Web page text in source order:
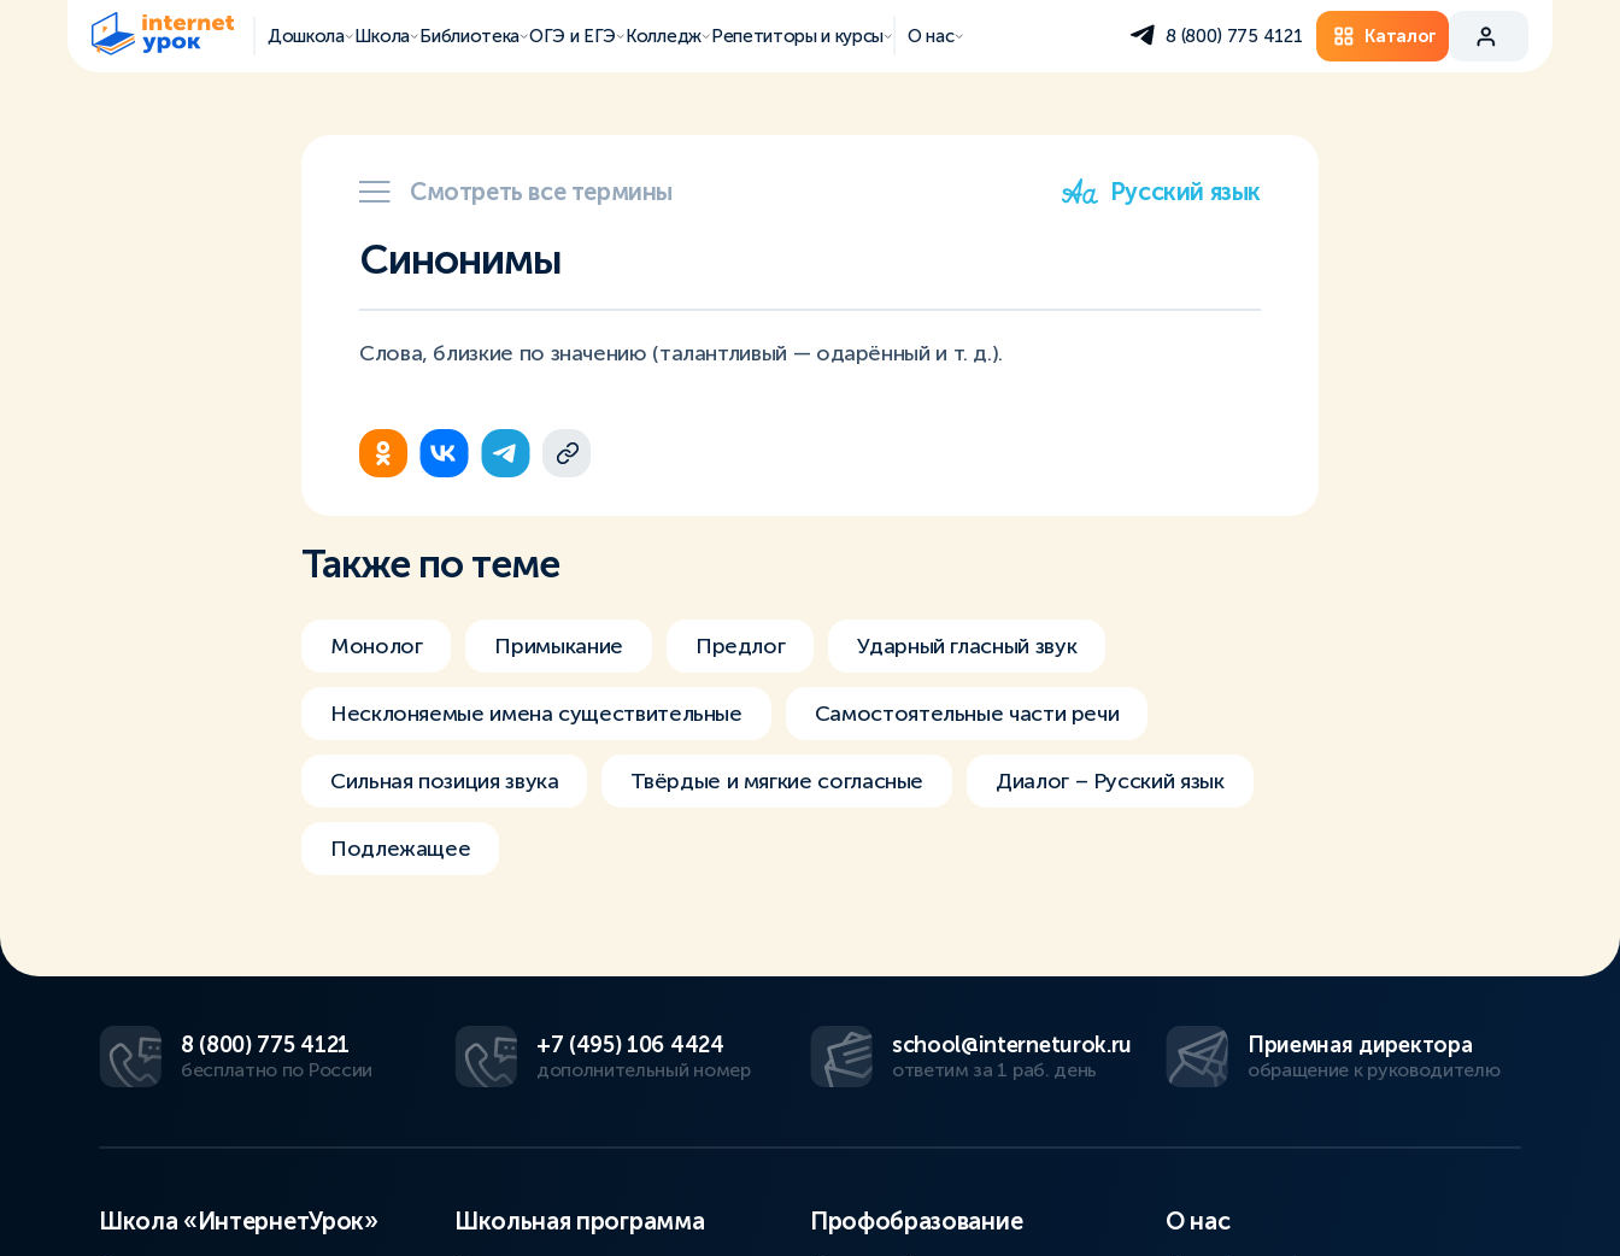
Дошкола Школа Библиотека ОГЭ и ЕГЭ Колледж Репетиторы и курсы О нас 8 (800) 775 4121 Каталог
Смотреть все термины Русский язык
Синонимы
Слова, близкие по значению (талантливый — одарённый и т. д.).
Также по теме
Монолог Примыкание Предлог Ударный гласный звук
Несклоняемые имена существительные Самостоятельные части речи
Сильная позиция звука Твёрдые и мягкие согласные Диалог – Русский язык
Подлежащее
8 (800) 775 4121
бесплатно по России
+7 (495) 106 4424
дополнительный номер
school@interneturok.ru
ответим за 1 раб. день
Приемная директора
обращение к руководителю
Школа «ИнтернетУрок» Школьная программа Профобразование О нас